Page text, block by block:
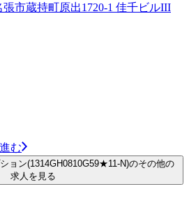
市蔵持町原出1720-1 佳千ビルIII
む
ョン(1314GH0810G59★11-N)のその他の
求人を見る